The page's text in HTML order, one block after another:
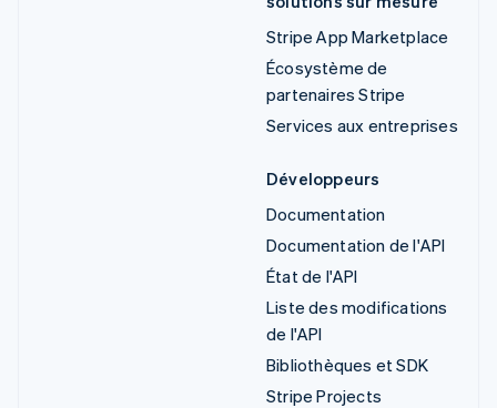
Stripe App Marketplace
Écosystème de
partenaires Stripe
Services aux entreprises
Développeurs
Documentation
Documentation de l'API
État de l'API
Liste des modifications
de l'API
Bibliothèques et SDK
Stripe Projects